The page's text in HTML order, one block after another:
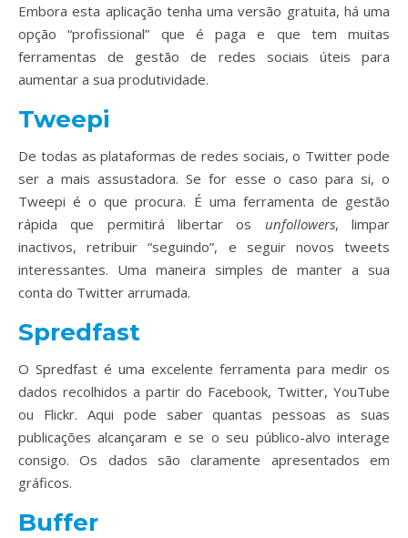
Embora esta aplicação tenha uma versão gratuita, há uma
opção “profissional” que é paga e que tem muitas
ferramentas de gestão de redes sociais úteis para
aumentar a sua produtividade.
Tweepi
De todas as plataformas de redes sociais, o Twitter pode
ser a mais assustadora. Se for esse o caso para si, o
Tweepi é o que procura. É uma ferramenta de gestão
rápida que permitirá libertar os unfollowers, limpar
inactivos, retribuir “seguindo”, e seguir novos tweets
interessantes. Uma maneira simples de manter a sua
conta do Twitter arrumada.
Spredfast
O Spredfast é uma excelente ferramenta para medir os
dados recolhidos a partir do Facebook, Twitter, YouTube
ou Flickr. Aqui pode saber quantas pessoas as suas
publicações alcançaram e se o seu público-alvo interage
consigo. Os dados são claramente apresentados em
gráficos.
Buffer